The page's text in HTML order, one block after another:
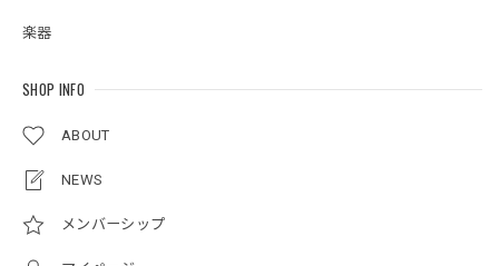
楽器
SHOP INFO
ABOUT
NEWS
メンバーシップ